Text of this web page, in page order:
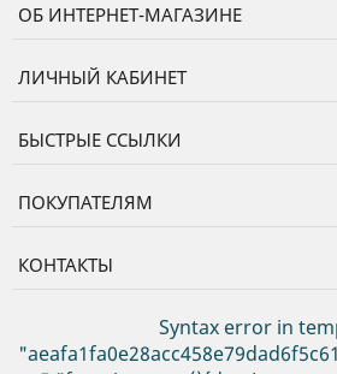
ОБ ИНТЕРНЕТ-МАГАЗИНЕ
ЛИЧНЫЙ КАБИНЕТ
БЫСТРЫЕ ССЫЛКИ
ПОКУПАТЕЛЯМ
КОНТАКТЫ
Syntax error in